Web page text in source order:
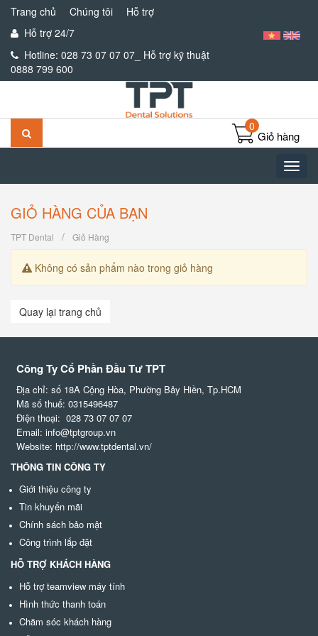
Trang chủ Chúng tôi
Hỗ trợ
Hỗ trợ 24/7
Hotline: 028 73 07 07 07_ Hỗ trợ kỹ thuật
0888 799 600
Giỏ hàng
0
GIỎ HÀNG CỦA BẠN
TPT Dental Giỏ Hàng
Không có sản phẩm nào trong giỏ hàng
Quay lại trang chủ
Công Ty Cổ Phần Đầu Tư TPT
Địa chỉ: số 18A Cộng Hòa, Phường Bảy Hiền, Tp.HCM
Mã số thuế: 0315496487
Điện thoại: 028 73 07 07 07
Email: info@tptgroup.vn
Website: http://www.tptdental.vn/
THÔNG TIN CÔNG TY
Giới thiệu công ty
Tin khuyến mãi
Chính sách bảo mật
Công trình lắp đặt
HỖ TRỢ KHÁCH HÀNG
Hỗ trợ teamview máy tính
Hình thức thanh toán
Chăm sóc khách hàng